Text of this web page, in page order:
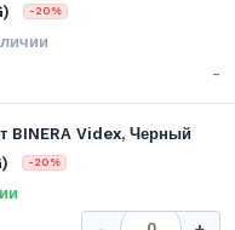
-20%
-
BINERA Videx, Черный
-20%